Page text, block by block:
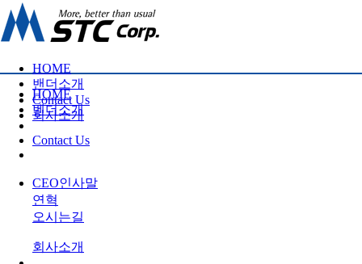
HOME
밴더소개
Contact Us
회사소개
HOME
벤더소개
Contact Us
CEO인사말
연혁
오시는길
회사소개